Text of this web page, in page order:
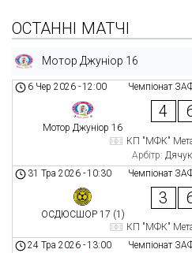
ОСТАННІ МАТЧІ
Мотор Джуніор 16
Чемпіонат
6 Чер 2026 -12:00
Мотор Джуніор 16
4
КП "МФК"
Арбітр:
Чемпіонат
31 Тра 2026 -10:30
ОСДЮСШОР 17 (1)
3
КП "МФК"
Чемпіонат
24 Тра 2026 -13:00